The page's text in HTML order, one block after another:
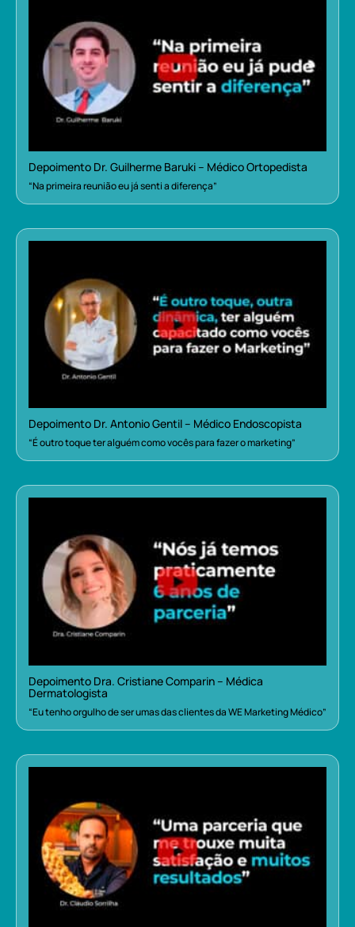
Depoimento Dr. Guilherme Baruki – Médico Ortopedista
“Na primeira reunião eu já senti a diferença”
Depoimento Dr. Antonio Gentil – Médico Endoscopista
“É outro toque ter alguém como vocês para fazer o marketing”
Depoimento Dra. Cristiane Comparin – Médica
Dermatologista
“Eu tenho orgulho de ser umas das clientes da WE Marketing Médico”